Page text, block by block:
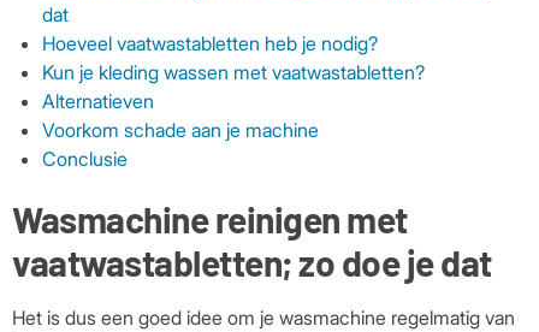
dat
Hoeveel vaatwastabletten heb je nodig?
Kun je kleding wassen met vaatwastabletten?
Alternatieven
Voorkom schade aan je machine
Conclusie
Wasmachine reinigen met
vaatwastabletten; zo doe je dat
Het is dus een goed idee om je wasmachine regelmatig van